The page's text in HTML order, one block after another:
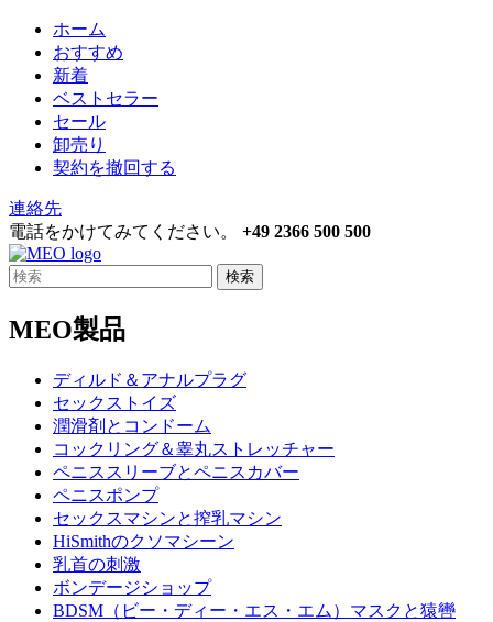
ホーム
おすすめ
新着
ベストセラー
セール
卸売り
契約を撤回する
連絡先
電話をかけてみてください。 +49 2366 500 500
検索
MEO製品
ディルド＆アナルプラグ
セックストイズ
潤滑剤とコンドーム
コックリング＆睾丸ストレッチャー
ペニススリーブとペニスカバー
ペニスポンプ
セックスマシンと搾乳マシン
HiSmithのクソマシーン
乳首の刺激
ボンデージショップ
BDSM（ビー・ディー・エス・エム）マスクと猿轡